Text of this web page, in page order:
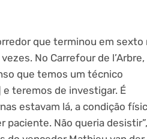
que terminou em sexto
No Carrefour de l’Arbre,
que temos um técnico
teremos de investigar. É
estavam lá, a condição
paciente. Não queria desistir”,